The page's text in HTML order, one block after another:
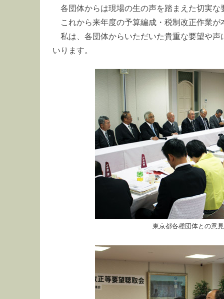
各団体からは現場の生の声を踏まえた切実
これから来年度の予算編成・税制改正作業が
私は、各団体からいただいた貴重な要望や
いります。
東京都各種団体との意